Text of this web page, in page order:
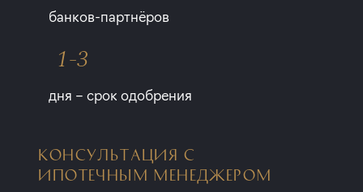
банков-партнёров
1-3
дня – срок одобрения
КОНСУЛЬТАЦИЯ С
ИПОТЕЧНЫМ МЕНЕДЖЕРОМ